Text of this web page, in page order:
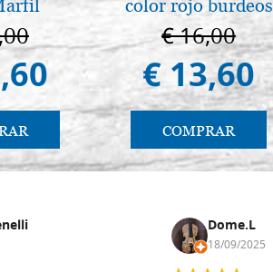
color rojo burdeos
€ 16,00
€ 13,60
COMPRAR
Dome.L
18/09/2025